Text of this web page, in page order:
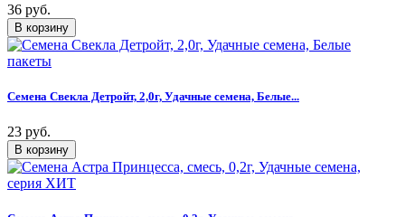
36 руб.
Семена Свекла Детройт, 2,0г, Удачные семена, Белые...
23 руб.